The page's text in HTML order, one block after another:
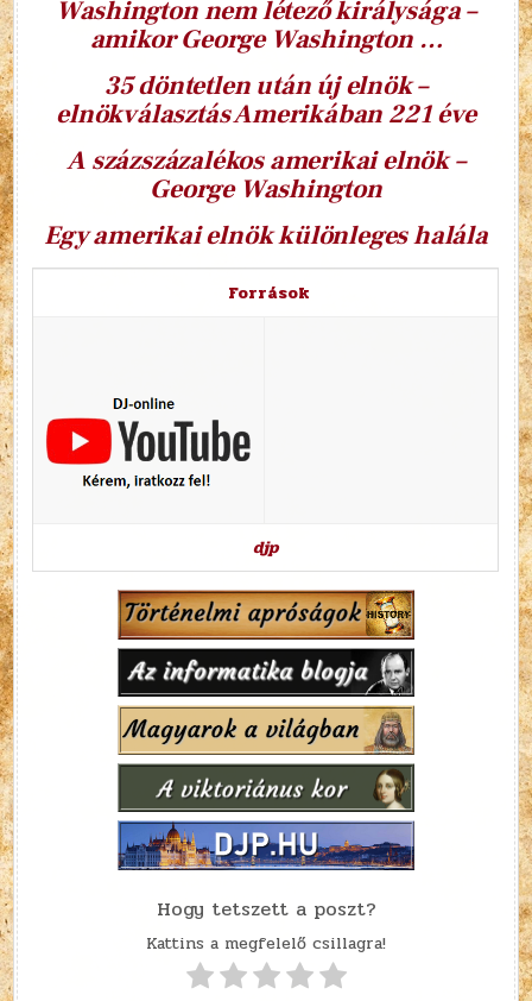
Washington nem létező királysága –
amikor George Washington …
35 döntetlen után új elnök –
elnökválasztás Amerikában 221 éve
A százszázalékos amerikai elnök –
George Washington
Egy amerikai elnök különleges halála
Források
djp
Hogy tetszett a poszt?
Kattins a megfelelő csillagra!